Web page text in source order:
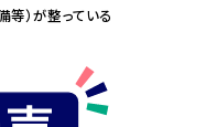
等）が整っている